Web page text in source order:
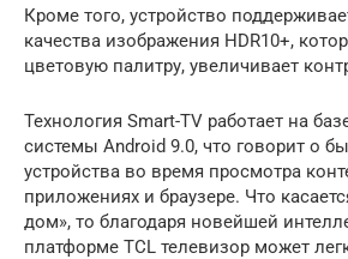
Кроме того, устройство
качества изображения HDR10+,
цветовую палитру, увеличивает
Технология Smart-TV работает на
системы Android 9.0, что говорит о
устройства во время просмотра
приложениях и браузере. Что
дом», то благодаря новейшей
платформе TCL телевизор может